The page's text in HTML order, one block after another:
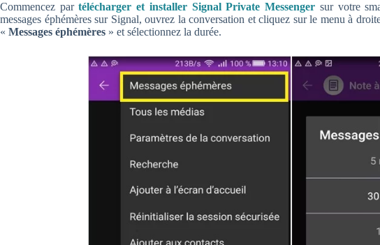
Commencez partélécharger et installer Signal Private Messenger sur votre
messages éphémères sur Signal, ouvrez la conversation et cliquez sur le menu à
« Messages éphémères » et sélectionnez la durée.